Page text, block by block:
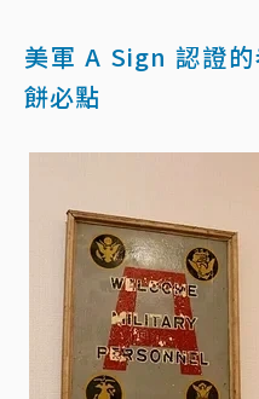
美軍 A Sign 認證
餅必點